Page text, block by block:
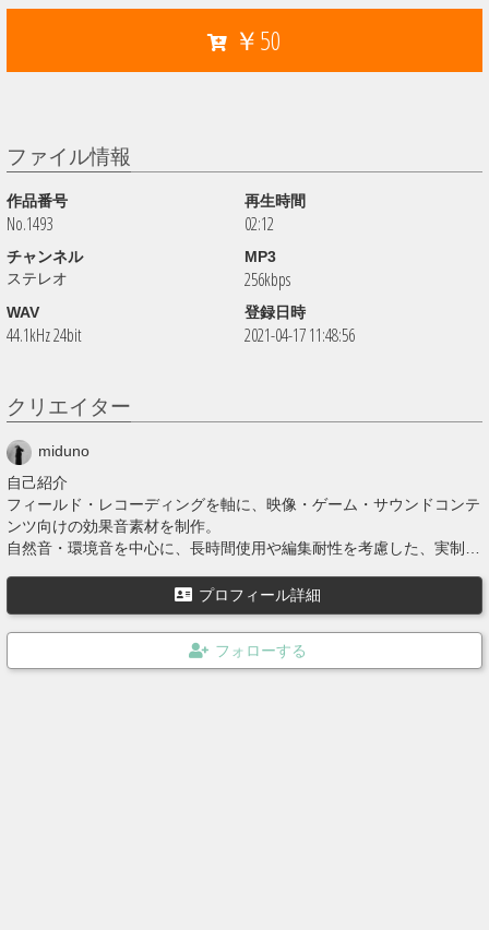
￥50
ファイル情報
作品番号
No.1493
再生時間
02:12
チャンネル
ステレオ
MP3
256kbps
WAV
44.1kHz 24bit
登録日時
2021-04-17 11:48:56
クリエイター
miduno
自己紹介
フィールド・レコーディングを軸に、映像・ゲーム・サウンドコンテ
ンツ向けの効果音素材を制作。
自然音・環境音を中心に、長時間使用や編集耐性を考慮した、実制作
・Audibleオリジナルコンテンツ 「Soundscape of Japan」 のフィー
ルド・レコーディング収録
・海外キュレーション企画 Cities and Memory「Field Recordings of
プロフィール詳細